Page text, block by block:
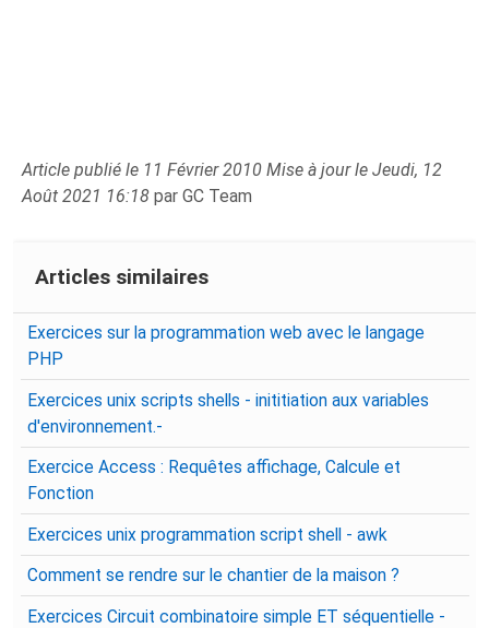
Article publié le 11 Février 2010 Mise à jour le Jeudi, 12
Août 2021 16:18par GC Team
Articles similaires
Exercices sur la programmation web avec le langage
PHP
Exercices unix scripts shells - inititiation aux variables
d'environnement.-
Exercice Access : Requêtes affichage, Calcule et
Fonction
Exercices unix programmation script shell - awk
Comment se rendre sur le chantier de la maison ?
Exercices Circuit combinatoire simple ET séquentielle -